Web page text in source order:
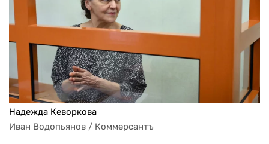
Надежда Кеворкова
Иван Водопьянов / Коммерсантъ